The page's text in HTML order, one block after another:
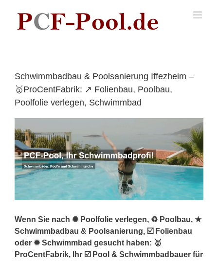
content
Schwimmbadbau & Poolsanierung Iffezheim –
🥇ProCentFabrik: ↗️ Folienbau, Poolbau,
Poolfolie verlegen, Schwimmbad
Wenn Sie nach ✺ Poolfolie verlegen, ♻ Poolbau, ★
Schwimmbadbau & Poolsanierung, ☑️ Folienbau
oder ✹ Schwimmbad gesucht haben: 🥇
ProCentFabrik, Ihr ☑️ Pool & Schwimmbadbauer für